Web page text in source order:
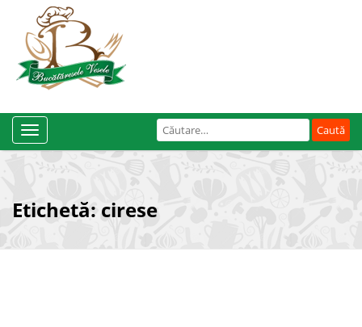
Caută
după:
Toggle
Navigation
Etichetă: cirese